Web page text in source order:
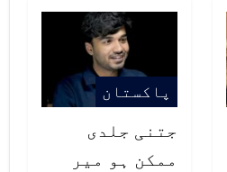
پاکستان
جتنی جلدی
ممکن ہو میر